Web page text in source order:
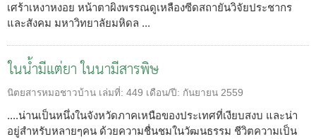
เศร้าเหงาหงอย หน้าตาผิงพรรณดูเหลืองซีดสถายันวิจัยประชากร
และสังคม มหาวิทยาลัยมหิดล ...
ในน้ำมีแต่ยา ในนามีสารพิษ
นิตยสารหมอชาวบ้าน เล่มที่: 449 เดือน/ปี: กันยายน 2559
....น่านเป็นหนึ่งในจังหวัดภาคเหนือของประเทศที่เงียบสงบ และน่า
อยู่สำหรับหลายๆคน ด้วยความชื่นชมในวัฒนธรรม ชีวิตความเป็น